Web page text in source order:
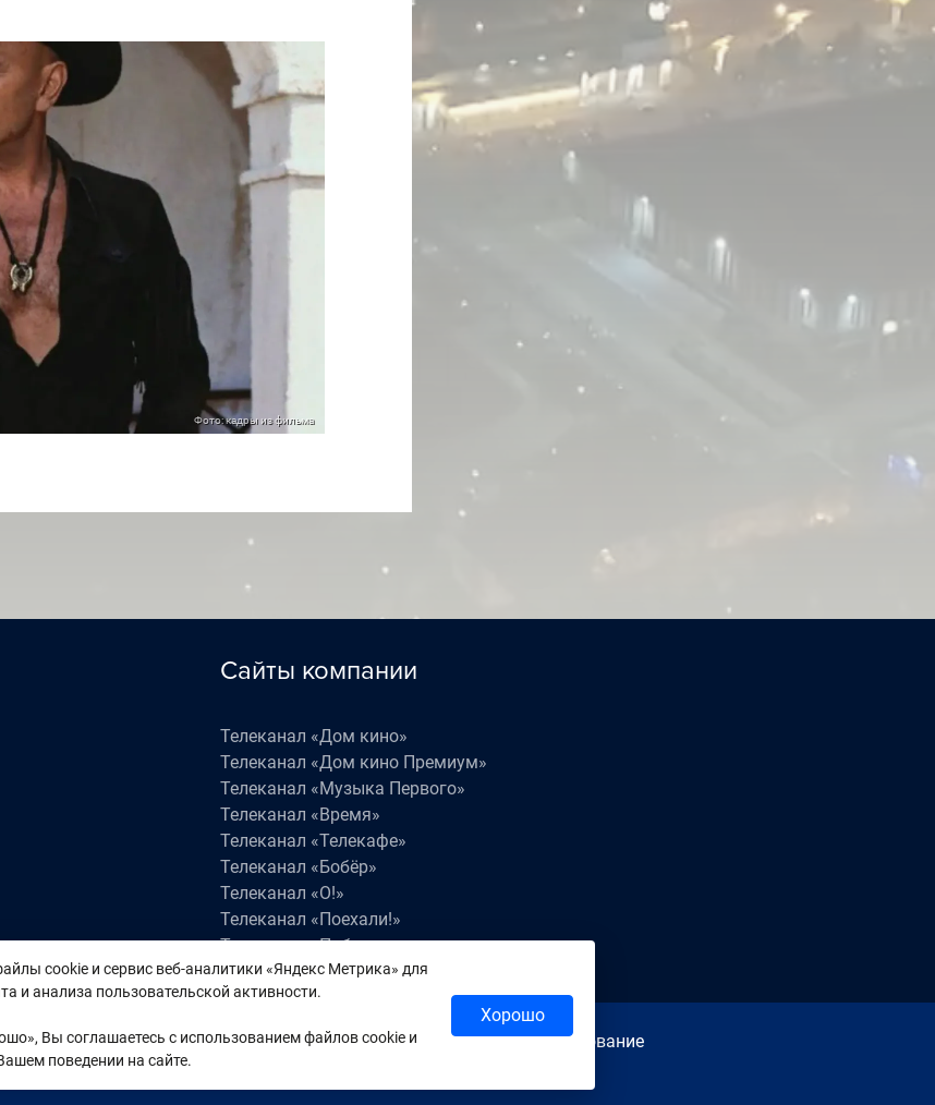
Фото: кадры из фильма
Сайты компании
Телеканал «Дом кино»
Телеканал «Дом кино Премиум»
Телеканал «Музыка Первого»
Телеканал «Время»
Телеканал «Телекафе»
Телеканал «Бобёр»
Телеканал «О!»
Телеканал «Поехали!»
Телеканал «Победа»
Телеканал «Лапки LIVE»
материалы, опубликованные на сайте, защищены. Любое использование
cookie и сервис веб-аналитики «Яндекс Метрика» для
и анализа пользовательской активности.
Вы соглашаетесь с использованием файлов cookie и
поведении на сайте.
Хорошо